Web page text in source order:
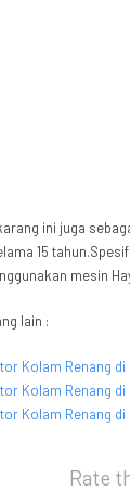
ini juga
15
mesin
lain :
Kolam Renang di
Kolam Renang di
Kolam Renang di
Rate